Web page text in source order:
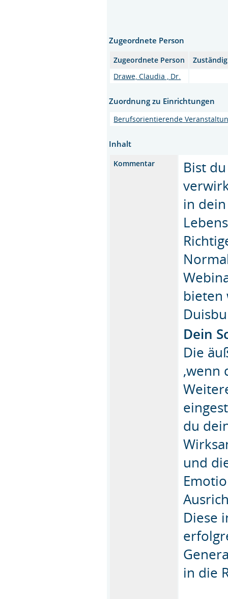
Zugeordnete Person
Zugeordnete Person
Drawe, Claudia , Dr.
Zuordnung zu Einrichtungen
Berufsorientierende
Inhalt
Kommentar
Bist
in
bieten
Dein
Die
,wenn
du
und
Diese
in die